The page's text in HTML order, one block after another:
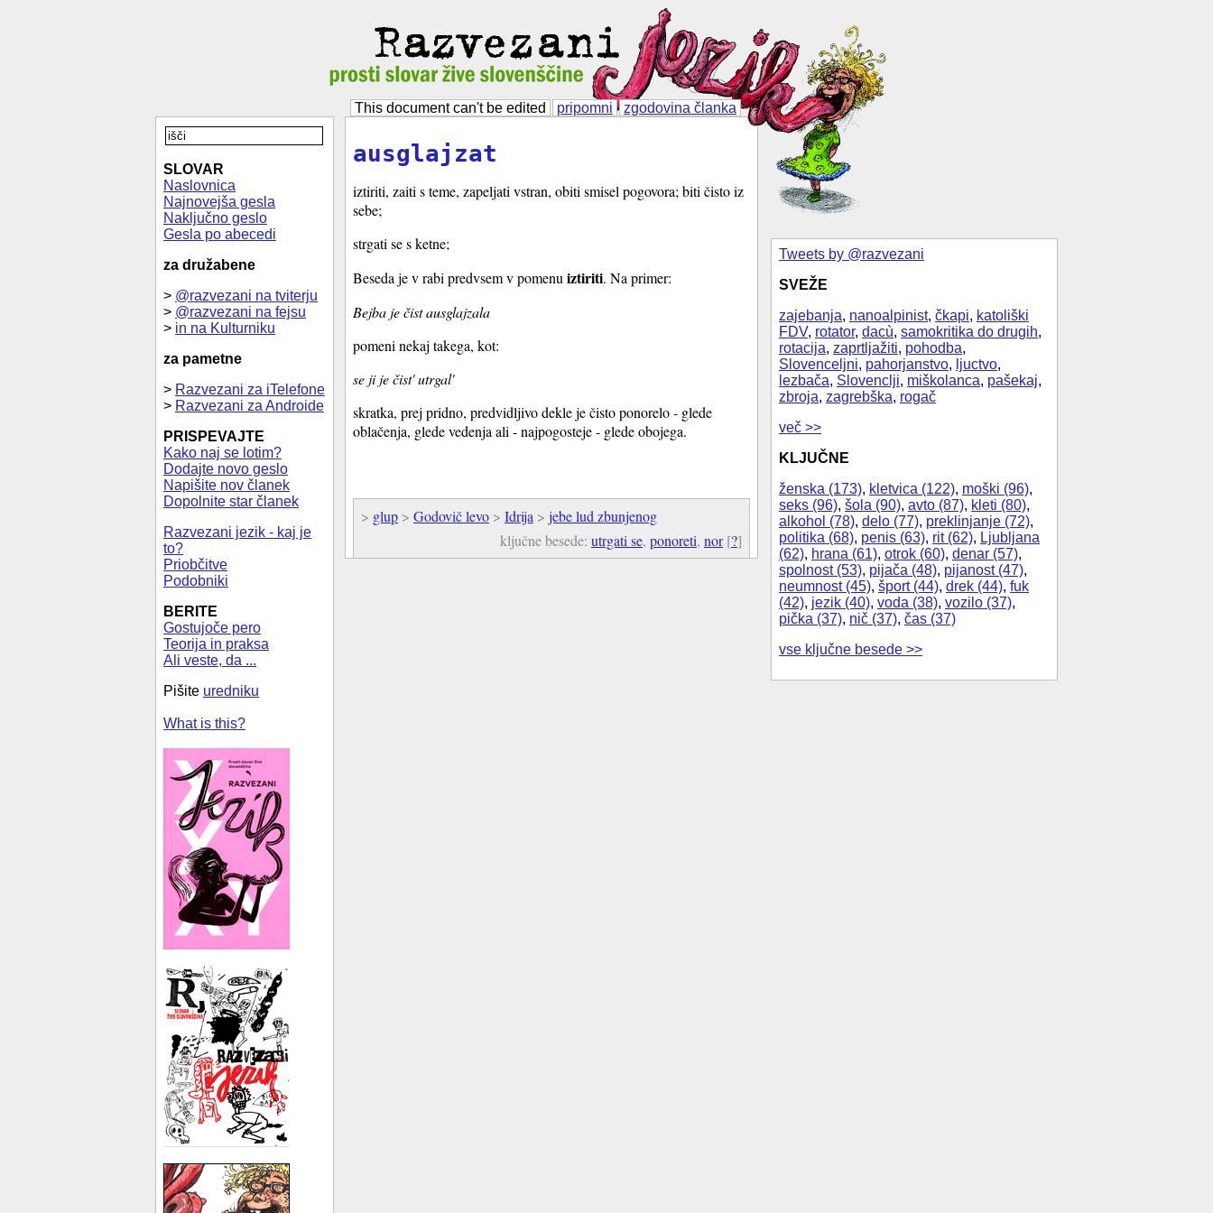
This document can't be edited pripomni zgodovina članka
Tweets by @razvezani
SVEŽE
zajebanja, nanoalpinist, čkapi, katoliški
FDV, rotator, dacù, samokritika do drugih,
rotacija, zaprtljažiti, pohodba,
Slovenceljni, pahorjanstvo, ljuctvo,
lezbača, Slovenclji, miškolanca, pašekaj,
zbroja, zagrebška, rogač
več >>
KLJUČNE
ženska (173), kletvica (122), moški (96),
seks (96), šola (90), avto (87), kleti (80),
alkohol (78), delo (77), preklinjanje (72),
politika (68), penis (63), rit (62), Ljubljana
(62), hrana (61), otrok (60), denar (57),
spolnost (53), pijača (48), pijanost (47),
neumnost (45), šport (44), drek (44), fuk
(42), jezik (40), voda (38), vozilo (37),
pička (37), nič (37), čas (37)
vse ključne besede >>
SLOVAR
Naslovnica
Najnovejša gesla
Naključno geslo
Gesla po abecedi
za družabene
> @razvezani na tviterju
> @razvezani na fejsu
> in na Kulturniku
za pametne
> Razvezani za iTelefone
> Razvezani za Androide
PRISPEVAJTE
Kako naj se lotim?
Dodajte novo geslo
Napišite nov članek
Dopolnite star članek
Razvezani jezik - kaj je
to?
Priobčitve
Podobniki
BERITE
Gostujoče pero
Teorija in praksa
Ali veste, da ...
Pišite uredniku
What is this?
ausglajzat
iztiriti, zaiti s teme, zapeljati vstran, obiti smisel pogovora; biti čisto iz
sebe;
strgati se s ketne;
Beseda je v rabi predvsem v pomenuiztiriti. Na primer:
Bejba je čist ausglajzala
pomeni nekaj takega, kot:
se ji je čist' utrgal'
skratka, prej pridno, predvidljivo dekle je čisto ponorelo - glede
oblačenja, glede vedenja ali - najpogosteje - glede obojega.
> glup > Godovič levo > Idrija > jebe lud zbunjenog
ključne besede: utrgati se, ponoreti, nor[?]